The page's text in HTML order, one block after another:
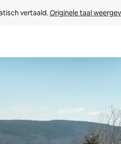
vertaald. Originele taal